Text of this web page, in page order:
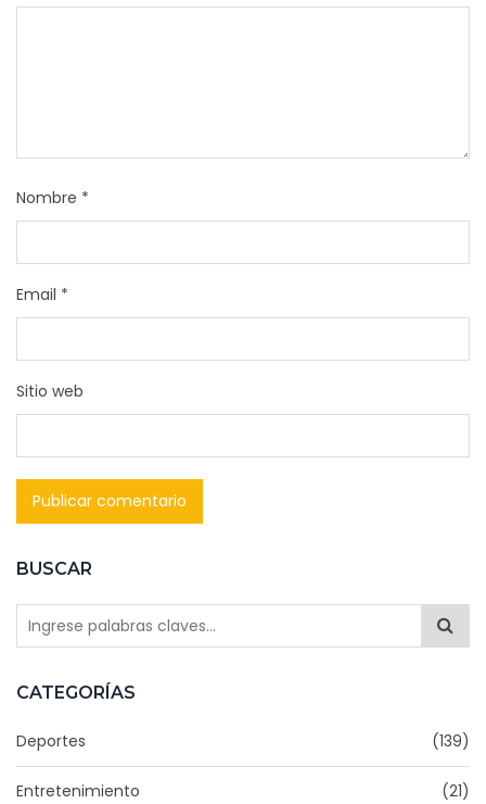
BUSCAR
CATEGORÍAS
Deportes (139)
Entretenimiento (21)
Nombre *
Email *
Sitio web